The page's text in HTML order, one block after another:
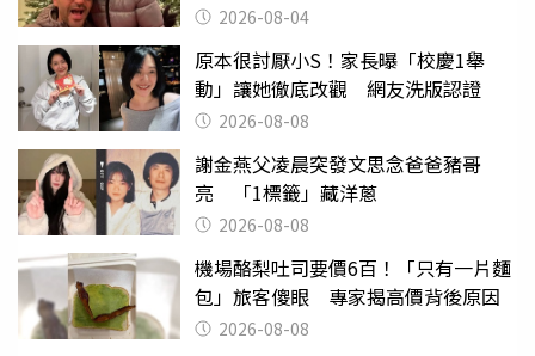
2026-08-04
原本很討厭小S！家長曝「校慶1舉
動」讓她徹底改觀 網友洗版認證
2026-08-08
謝金燕父凌晨突發文思念爸爸豬哥
亮 「1標籤」藏洋蔥
2026-08-08
機場酪梨吐司要價6百！「只有一片麵
包」旅客傻眼 專家揭高價背後原因
2026-08-08